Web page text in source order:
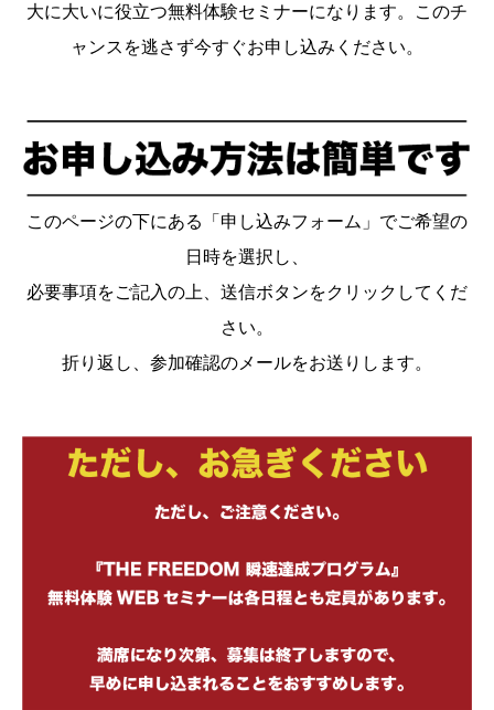
大に大いに役立つ無料体験セミナーになります。このチ
ャンスを逃さず今すぐお申し込みください。
このページの下にある「申し込みフォーム」でご希望の
日時を選択し、
必要事項をご記入の上、送信ボタンをクリックしてくだ
さい。
折り返し、参加確認のメールをお送りします。